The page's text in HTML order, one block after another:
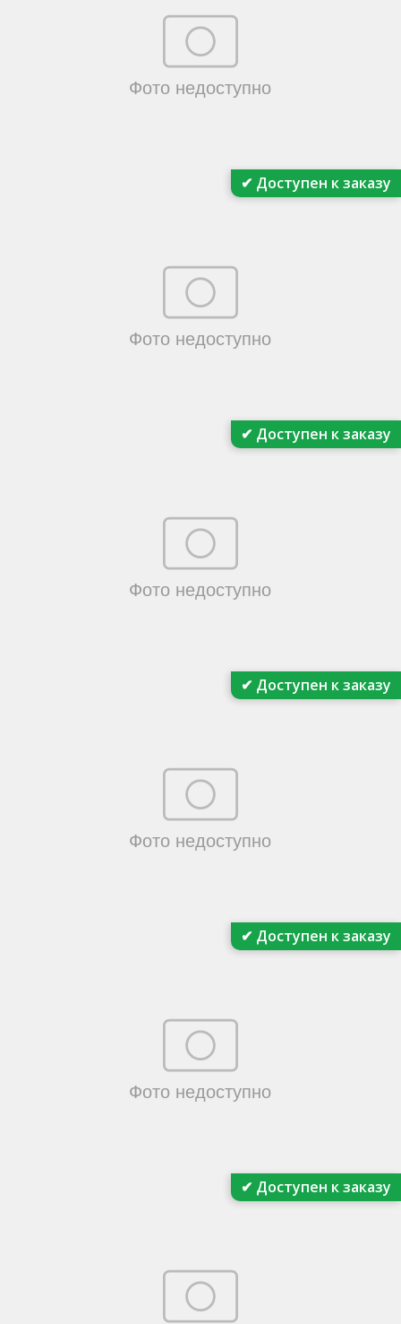
✔ Доступен к заказу
✔ Доступен к заказу
✔ Доступен к заказу
✔ Доступен к заказу
✔ Доступен к заказу